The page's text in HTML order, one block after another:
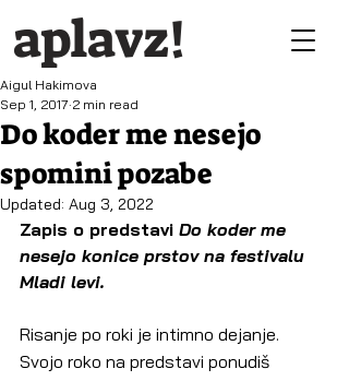
aplavz!
Do koder me nesejo
spomini pozabe
Aigul Hakimova
Sep 1, 2017 2 min read
Updated: Aug 3, 2022
Zapis o predstavi Do koder me
nesejo konice prstov na festivalu
Mladi levi.
Risanje po roki je intimno dejanje.
Svojo roko na predstavi ponudiš